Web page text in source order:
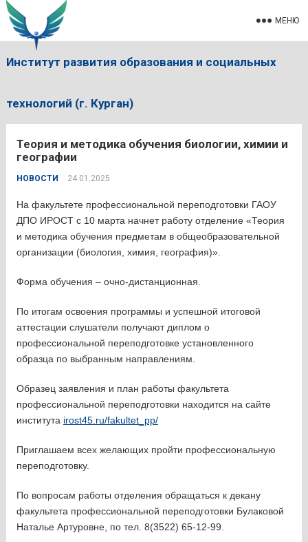
Институт развития образования и социальных
технологий (г. Курган)
МЕНЮ
Теория и методика обучения биологии, химии и
географии
НОВОСТИ 24.01.2025
На факультете профессиональной переподготовки ГАОУ
ДПО ИРОСТ с 10 марта начнет работу отделение «Теория
и методика обучения предметам в общеобразовательной
организации (биология, химия, география)».
Форма обучения – очно-дистанционная.
По итогам освоения программы и успешной итоговой
аттестации слушатели получают диплом о
профессиональной переподготовке установленного
образца по выбранным направлениям.
Образец заявления и план работы факультета
профессиональной переподготовки находится на сайте
института irost45.ru/fakultet_pp/
Приглашаем всех желающих пройти профессиональную
переподготовку.
По вопросам работы отделения обращаться к декану
факультета профессиональной переподготовки Булаковой
Наталье Артуровне, по тел. 8(3522) 65-12-99.